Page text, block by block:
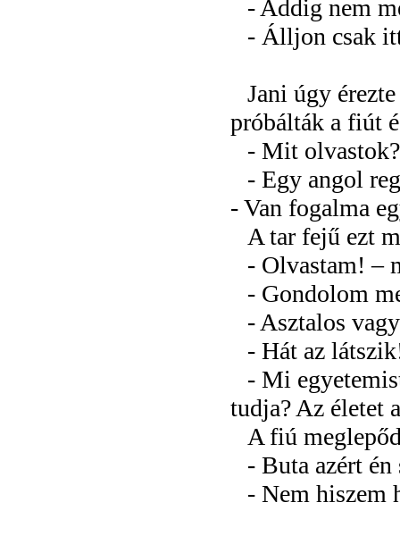
- Addig nem
- Álljon csak
Jani úgy
próbálták a fiút
- Mit
- Egy angol
- Van fogalma
A tar fejű ezt
- Olvastam! –
- Gondolom
- Asztalos
- Hát az
- Mi
tudja? Az életet
A fiú
- Buta azért
- Nem hiszem